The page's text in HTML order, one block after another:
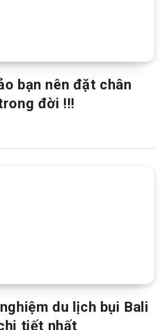
bạn nên đặt chân
đời !!!
du lịch bụi Bali
tiết nhất